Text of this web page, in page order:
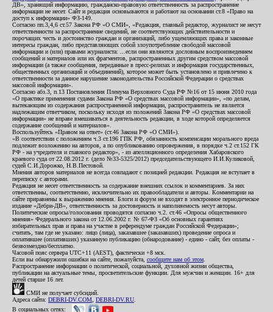
ДВ», хранящий информацию, гражданско-правовую ответственность за распространение
информации не несет. Сайт и редакция основываются и работают на основании ст.8 «Право на
доступ к информации» ФЗ-149.
Согласно пп.3,4,6 ст.57 Закона РФ «О СМИ», «Редакция, главный редактор, журналист не несут
ответственности за распространение сведений, не соответствующих действительности и
порочащих честь и достоинство граждан и организаций, либо ущемляющих права и законные
интересы граждан, либо представляющих собой злоупотребление свободой массовой
информации и (или) правами журналиста: ...если они являются дословным воспроизведением
сообщений и материалов или их фрагментов, распространенных другим средством массовой
информации (а также сообщения, переданные в пресс-релизах и информация государственных,
общественных организаций и объединений), которое может быть установлено и привлечено к
ответственности за данное нарушение законодательства Российской Федерации о средствах
массовой информации».
Согласно абз.3, п.13 Постановления Пленума Верховного Суда РФ №16 от 15 июня 2010 года
«О практике применения судами Закона РФ «О средствах массовой информации», «по делам,
вытекающим из содержания распространенной информации, распространитель не является
надлежащим ответчиком, поскольку исходя из положений Закона РФ «О средствах массовой
информации» не вправе вмешиваться в деятельность редакции, в ходе которой определяется
содержание сообщений и материалов».
Воспользуйтесь «Правом на ответ» (ст.46 Закона РФ «О СМИ»).
«В соответствии с положением ч.3 ст.196 ГПК РФ, обязанность компенсации морального вреда
подлежит возложению на авторов, а по опубликованию опровержения, в порядке ч.2 ст.152 ГК
РФ - на учредителя и главного редактор», - из апелляционного определения Хабаровского
краевого суда от 22.08.2012 г. (дело №33-5325/2012) председательствующего И.И.Куликовой,
судей С.И.Дорожко, Н.В.Пестовой.
Мнения авторов материалов не всегда совпадают с позицией редакции. Редакция не вступает в
переписку с авторами.
Редакция не несет ответственность за содержание внешних ссылок и комментариев. За них
ответственны, соответственно, исключительно их правообладатели и авторы. Комментарии на
сайте приравнены к выражению мнения. Блоги и форум не входят в электронное периодическое
издание «Дебри-ДВ», ответственность за достоверность и наполняемость несут авторы.
Политические опросы/голосования проводятся согласно ч.2. ст.46 «Опросы общественного
мнения» Федерального закона от 12.06.2002 г. № 67-ФЗ «Об основных гарантиях
избирательных прав и права на участие в референдуме граждан Российской Федерации»;
считать, там где не указано: лицо (лица), заказавшее (заказавших) проведение опроса и
оплатившее (оплативших) указанную публикацию (обнародование) - едино - сайт, без оплаты -
безвозмездно/бесплатно.
Часовой пояс сервера UTC+11 (AEST), фактически +8 мск.
Если вы обнаружили ошибки на сайте, пожалуйста, сообщите нам об этом
Распространение информации о политической, социальной, духовной жизни общества,
публикации на актуальные темы, просветительские функции. Для мужчин и женщин. 16+ для
детей старше 16 лет.
СМИ не получает субсидий.
Адреса сайта: DEBRI-DV.COM DEBRI-DV.RU
В социальных сетях: